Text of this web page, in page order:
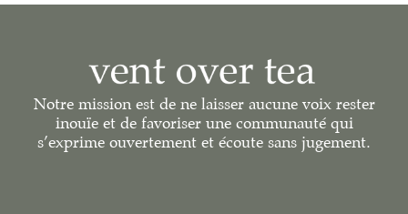
Notre mission est de ne laisser aucune voix rester
inouïe et de favoriser une communauté qui
s’exprime ouvertement et écoute sans jugement.